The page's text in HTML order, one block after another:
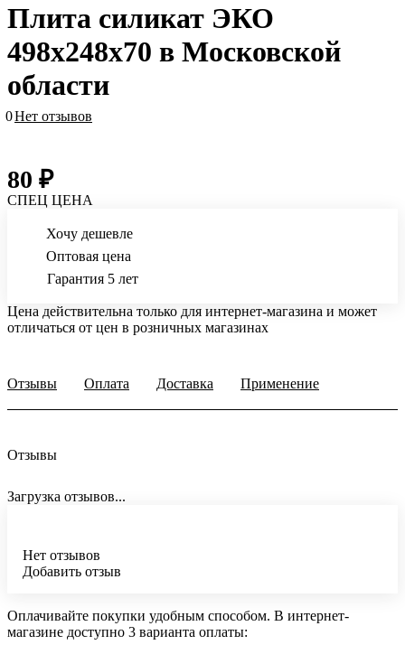
Плита силикат ЭКО
498х248х70 в Московской
области
0Нет отзывов
80 ₽
СПЕЦ ЦЕНА
Хочу дешевле
Оптовая цена
Гарантия 5 лет
Цена действительна только для интернет-магазина и может
отличаться от цен в розничных магазинах
Отзывы Оплата Доставка Применение
Отзывы
Загрузка отзывов...
Нет отзывов
Добавить отзыв
Оплачивайте покупки удобным способом. В интернет-
магазине доступно 3 варианта оплаты: